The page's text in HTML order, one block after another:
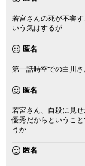
若宮さんの死が不審
いう気はするが
匿名
第一話時空での白川
匿名
若宮さん、自殺に見
優秀だからというこ
うか
匿名